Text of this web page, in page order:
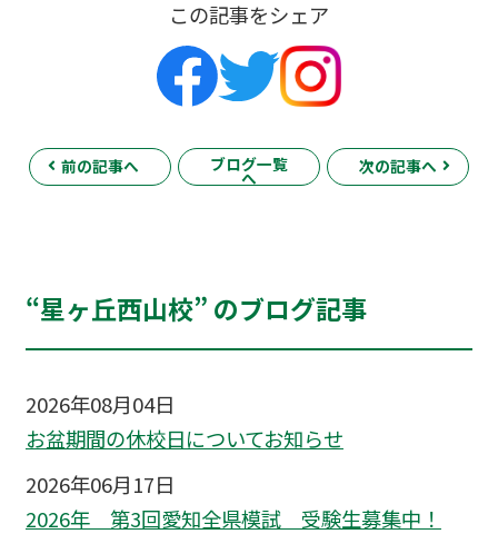
この記事をシェア
前の記事へ ブログ一覧
へ
次の記事へ
“星ヶ丘西山校” のブログ記事
2026年08月04日
お盆期間の休校日についてお知らせ
2026年06月17日
2026年 第3回愛知全県模試 受験生募集中！